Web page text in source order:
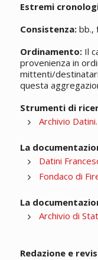
Estremi
Consistenza:bb.,
Ordinamento:Il
provenienza in
mittenti/
questa
Strumenti di
Archivio
La
Datini
Fondaco di
La
Archivio di
Redazione e